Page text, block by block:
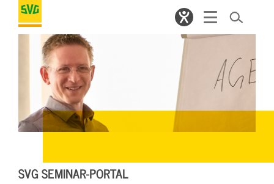
SVG SEMINAR-PORTAL